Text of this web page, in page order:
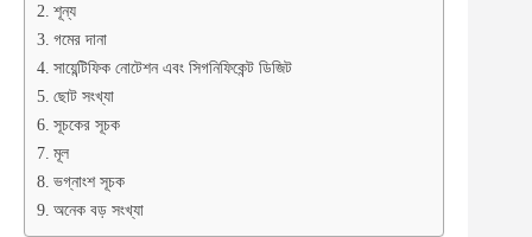
শূন্য
গমের দানা
সায়েন্টিফিক নোটেশন এবং সিগনিফিকেন্ট ডিজিট
ছোট সংখ্যা
সূচকের সূচক
মূল
ভগ্নাংশ সূচক
অনেক বড় সংখ্যা